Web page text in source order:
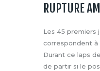
RUPTURE
Les 45 premiers
correspondent à
Durant ce laps
de partir si le